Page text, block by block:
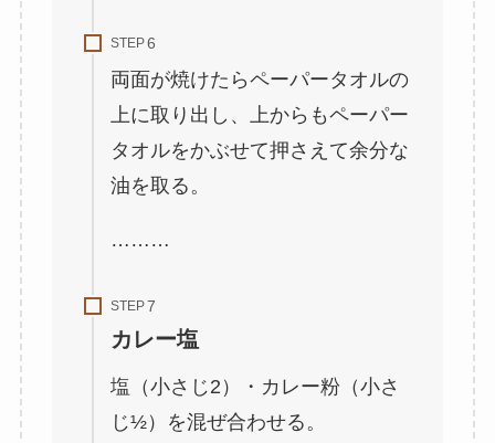
STEP
両面が焼けたらペーパータオルの
上に取り出し、上からもペーパー
タオルをかぶせて押さえて余分な
油を取る。
………
STEP
カレー塩
塩（小さじ2）・カレー粉（小さ
じ½）を混ぜ合わせる。